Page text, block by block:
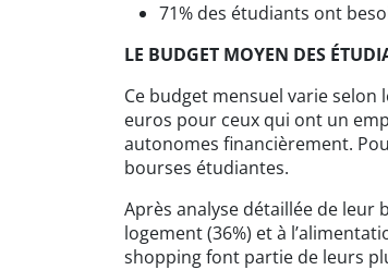
71% des étudiants ont
LE BUDGET MOYEN DES
Ce budget mensuel varie selon
euros pour ceux qui ont un
autonomes financièrement.
bourses étudiantes.
Après analyse détaillée de leur
logement (36%) et à
shopping font partie de leurs